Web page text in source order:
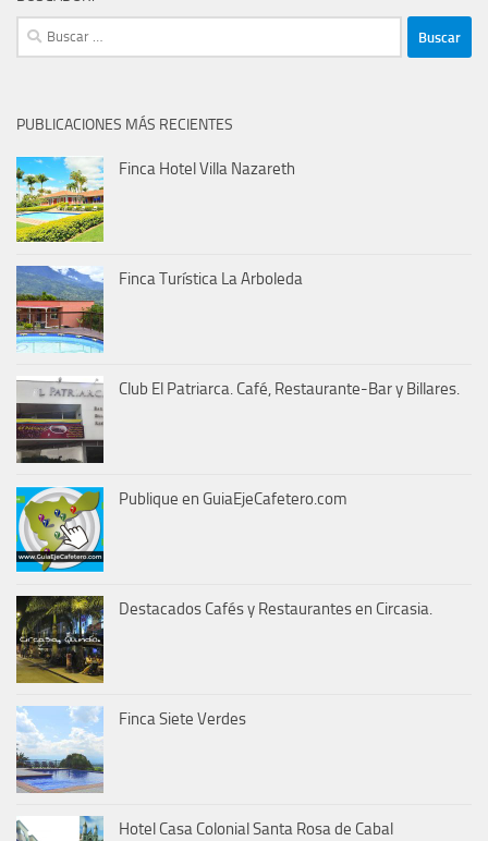
Buscar:
PUBLICACIONES MÁS RECIENTES
Finca Hotel Villa Nazareth
Finca Turística La Arboleda
Club El Patriarca. Café, Restaurante-Bar y Billares.
Publique en GuiaEjeCafetero.com
Destacados Cafés y Restaurantes en Circasia.
Finca Siete Verdes
Hotel Casa Colonial Santa Rosa de Cabal